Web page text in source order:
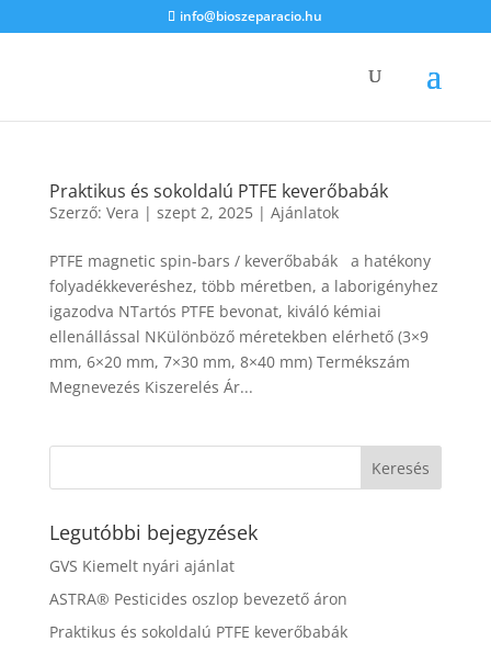
info@bioszeparacio.hu
Praktikus és sokoldalú PTFE keverőbabák
Szerző: Vera | szept 2, 2025| Ajánlatok
PTFE magnetic spin-bars / keverőbabák a hatékony
folyadékkeveréshez, több méretben, a laborigényhez
igazodva NTartós PTFE bevonat, kiváló kémiai
ellenállással NKülönböző méretekben elérhető (3×9
mm, 6×20 mm, 7×30 mm, 8×40 mm) Termékszám
Megnevezés Kiszerelés Ár...
Legutóbbi bejegyzések
GVS Kiemelt nyári ajánlat
ASTRA® Pesticides oszlop bevezető áron
Praktikus és sokoldalú PTFE keverőbabák